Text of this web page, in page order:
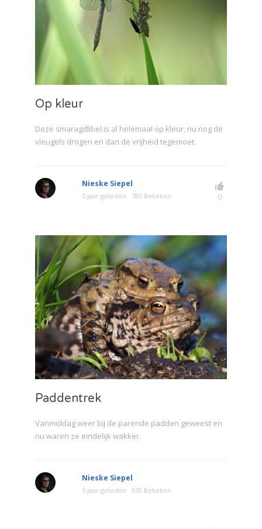
Op kleur
Deze smaragdlibel is al helemaal op kleur, nu nog de
vleugels drogen en dan de vrijheid tegemoet.
Nieske Siepel
5 jaar geleden 780 Bekeken 0
Paddentrek
Vanmiddag weer bij de parende padden geweest en
nu waren ze eindelijk wakker.
Nieske Siepel
5 jaar geleden 930 Bekeken